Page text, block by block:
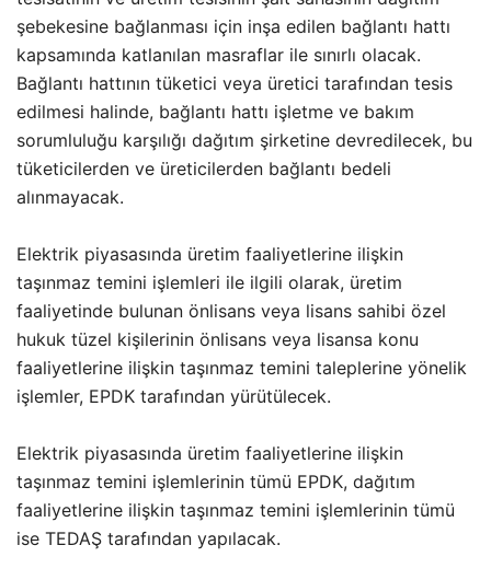
şebekesine bağlanması için inşa edilen bağlantı hattı
kapsamında katlanılan masraflar ile sınırlı olacak.
Bağlantı hattının tüketici veya üretici tarafından tesis
edilmesi halinde, bağlantı hattı işletme ve bakım
sorumluluğu karşılığı dağıtım şirketine devredilecek, bu
tüketicilerden ve üreticilerden bağlantı bedeli
alınmayacak.
Elektrik piyasasında üretim faaliyetlerine ilişkin
taşınmaz temini işlemleri ile ilgili olarak, üretim
faaliyetinde bulunan önlisans veya lisans sahibi özel
hukuk tüzel kişilerinin önlisans veya lisansa konu
faaliyetlerine ilişkin taşınmaz temini taleplerine yönelik
işlemler, EPDK tarafından yürütülecek.
Elektrik piyasasında üretim faaliyetlerine ilişkin
taşınmaz temini işlemlerinin tümü EPDK, dağıtım
faaliyetlerine ilişkin taşınmaz temini işlemlerinin tümü
ise TEDAŞ tarafından yapılacak.